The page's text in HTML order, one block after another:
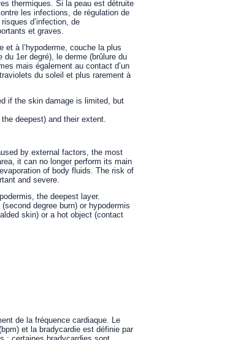
thermiques. Si la peau est détruite
les infections, de régulation de
d’infection, de
et graves.
et à l’hypoderme, couche la plus
du 1er degré), le derme (brûlure du
mais également au contact d’un
du soleil et plus rarement à
if the skin damage is limited, but
deepest) and their extent.
by external factors, the most
it can no longer perform its main
of body fluids. The risk of
and severe.
the deepest layer.
degree burn) or hypodermis
skin) or a hot object (contact
de la fréquence cardiaque. Le
et la bradycardie est définie par